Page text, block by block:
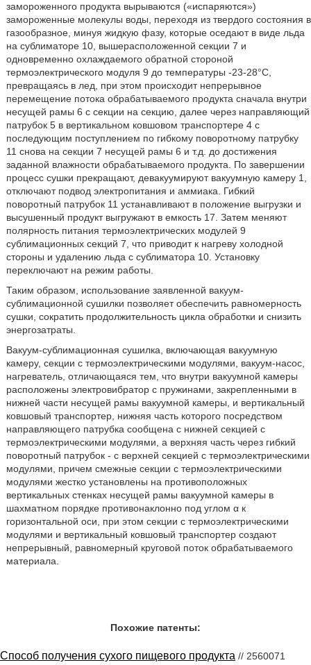
замороженного продукта вырываются («испаряются»)
замороженные молекулы воды, переходя из твердого состояния в
газообразное, минуя жидкую фазу, которые оседают в виде льда
на сублиматоре 10, вышерасположенной секции 7 и
одновременно охлаждаемого обратной стороной
термоэлектрического модуля 9 до температуры -23-28°C,
превращаясь в лед, при этом происходит непрерывное
перемещение потока обрабатываемого продукта сначала внутри
несущей рамы 6 с секции на секцию, далее через направляющий
патрубок 5 в вертикальном ковшовом транспортере 4 с
последующим поступлением по гибкому поворотному патрубку
11 снова на секции 7 несущей рамы 6 и т.д. до достижения
заданной влажности обрабатываемого продукта. По завершении
процесс сушки прекращают, девакуумируют вакуумную камеру 1,
отключают подвод электропитания и аммиака. Гибкий
поворотный патрубок 11 устанавливают в положение выгрузки и
высушенный продукт выгружают в емкость 17. Затем меняют
полярность питания термоэлектрических модулей 9
сублимационных секций 7, что приводит к нагреву холодной
стороны и удалению льда с сублиматора 10. Установку
переключают на режим работы.
Таким образом, использование заявленной вакуум-
сублимационной сушилки позволяет обеспечить равномерность
сушки, сократить продолжительность цикла обработки и снизить
энергозатраты.
Вакуум-сублимационная сушилка, включающая вакуумную
камеру, секции с термоэлектрическими модулями, вакуум-насос,
нагреватель, отличающаяся тем, что внутри вакуумной камеры
расположены электровибратор с пружинами, закрепленными в
нижней части несущей рамы вакуумной камеры, и вертикальный
ковшовый транспортер, нижняя часть которого посредством
направляющего патрубка сообщена с нижней секцией с
термоэлектрическими модулями, а верхняя часть через гибкий
поворотный патрубок - с верхней секцией с термоэлектрическими
модулями, причем смежные секции с термоэлектрическими
модулями жестко установлены на противоположных
вертикальных стенках несущей рамы вакуумной камеры в
шахматном порядке противонаклонно под углом α к
горизонтальной оси, при этом секции с термоэлектрическими
модулями и вертикальный ковшовый транспортер создают
непрерывный, равномерный круговой поток обрабатываемого
материала.
Похожие патенты:
Способ получения сухого пищевого продукта // 2560071